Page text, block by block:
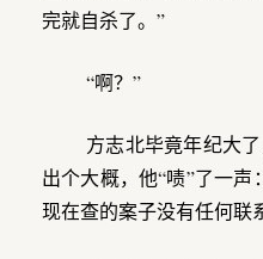
完就自杀了。”
“啊？”
方志北毕竟年纪大
出个大概，他“啧”了一
现在查的案子没有任何联